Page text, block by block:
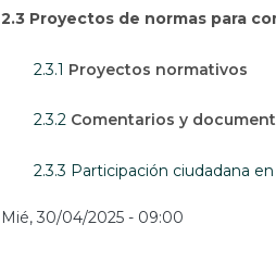
2.3 Proyectos de normas para
2.3.1 Proyectos normativos
2.3.2 Comentarios y
2.3.3 Participación ciudadana
Mié, 30/04/2025 - 09:00